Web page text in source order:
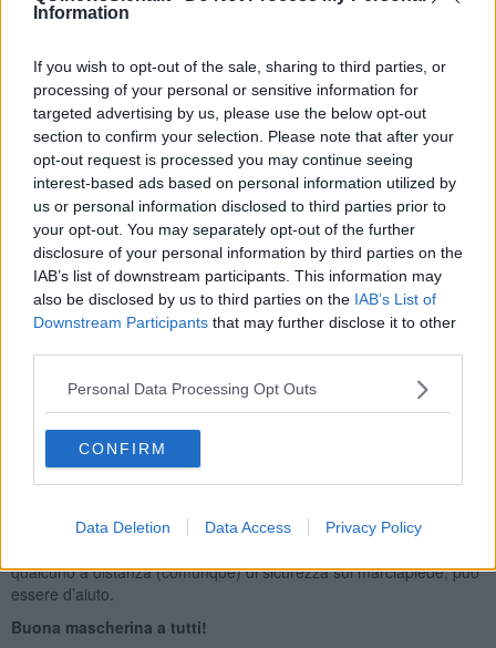
Information
If you wish to opt-out of the sale, sharing to third parties, or
processing of your personal or sensitive information for
targeted advertising by us, please use the below opt-out
section to confirm your selection. Please note that after your
opt-out request is processed you may continue seeing
interest-based ads based on personal information utilized by
us or personal information disclosed to third parties prior to
your opt-out. You may separately opt-out of the further
disclosure of your personal information by third parties on the
IAB’s list of downstream participants. This information may
also be disclosed by us to third parties on the IAB’s List of
Downstream Participants that may further disclose it to other
Personal Data Processing Opt Outs
CONFIRM
Data Deletion Data Access Privacy Policy
in commercio,se ne trovano in un qualsiasi negozio per animali
ci si può stare.
A contatto con il volto andrà la parte morbida, quella più ovattata,
verso l’esterno, invece, quella impermeabile, dove la saliva del
vicino non può passare. Per vedere come fare vi invito a dare
un’occhiata al video, una volta presa la mano
minutice la facciamo. Sarà un modo diverso per passare il tempo,
il posto di quella dei sacchetti della verdura al supermercato), e,
qualcuno a distanza (comunque) di sicurezza sul marciapiede, può
essere d’aiuto.
Buona mascherina a tutti!